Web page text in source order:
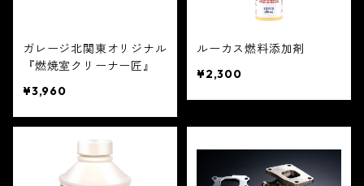
ガレージ北関東オリジナル
『燃焼室クリーナー匠』
¥3,960
ルーカス燃料添加剤
¥2,300